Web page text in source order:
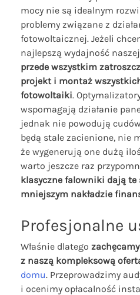
mocy nie są idealnym
problemy związane z
fotowoltaicznej. Jeżeli
najlepszą wydajność
przede wszystkim
projekt i montaż
fotowoltaiki.
wspomagają działanie
jednak nie powodują
będą stale zacienione, nie
że wygenerują one dużą
warto jeszcze raz
klasyczne falowniki dają te
mniejszym nakładzie
Profesjonalne
Właśnie dlatego
z naszą kompleksową
domu. Przeprowadzimy
i ocenimy opłacalność